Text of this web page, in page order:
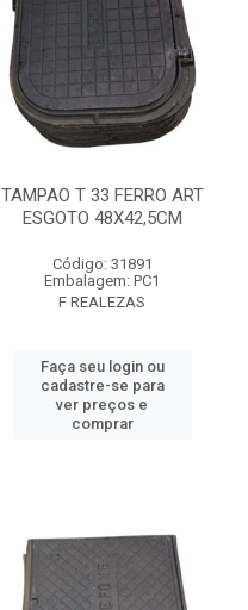
TAMPAO T 33 FERRO ART
ESGOTO 48X42,5CM
Código: 31891
Embalagem: PC1
F REALEZAS
Faça seu login ou
cadastre-se para
ver preços e
comprar